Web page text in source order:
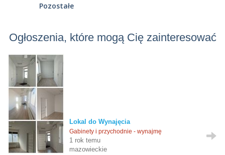
Pozostałe
Ogłoszenia, które mogą Cię zainteresować
Lokal do Wynajęcia
Gabinety i przychodnie - wynajmę
1 rok temu
mazowieckie